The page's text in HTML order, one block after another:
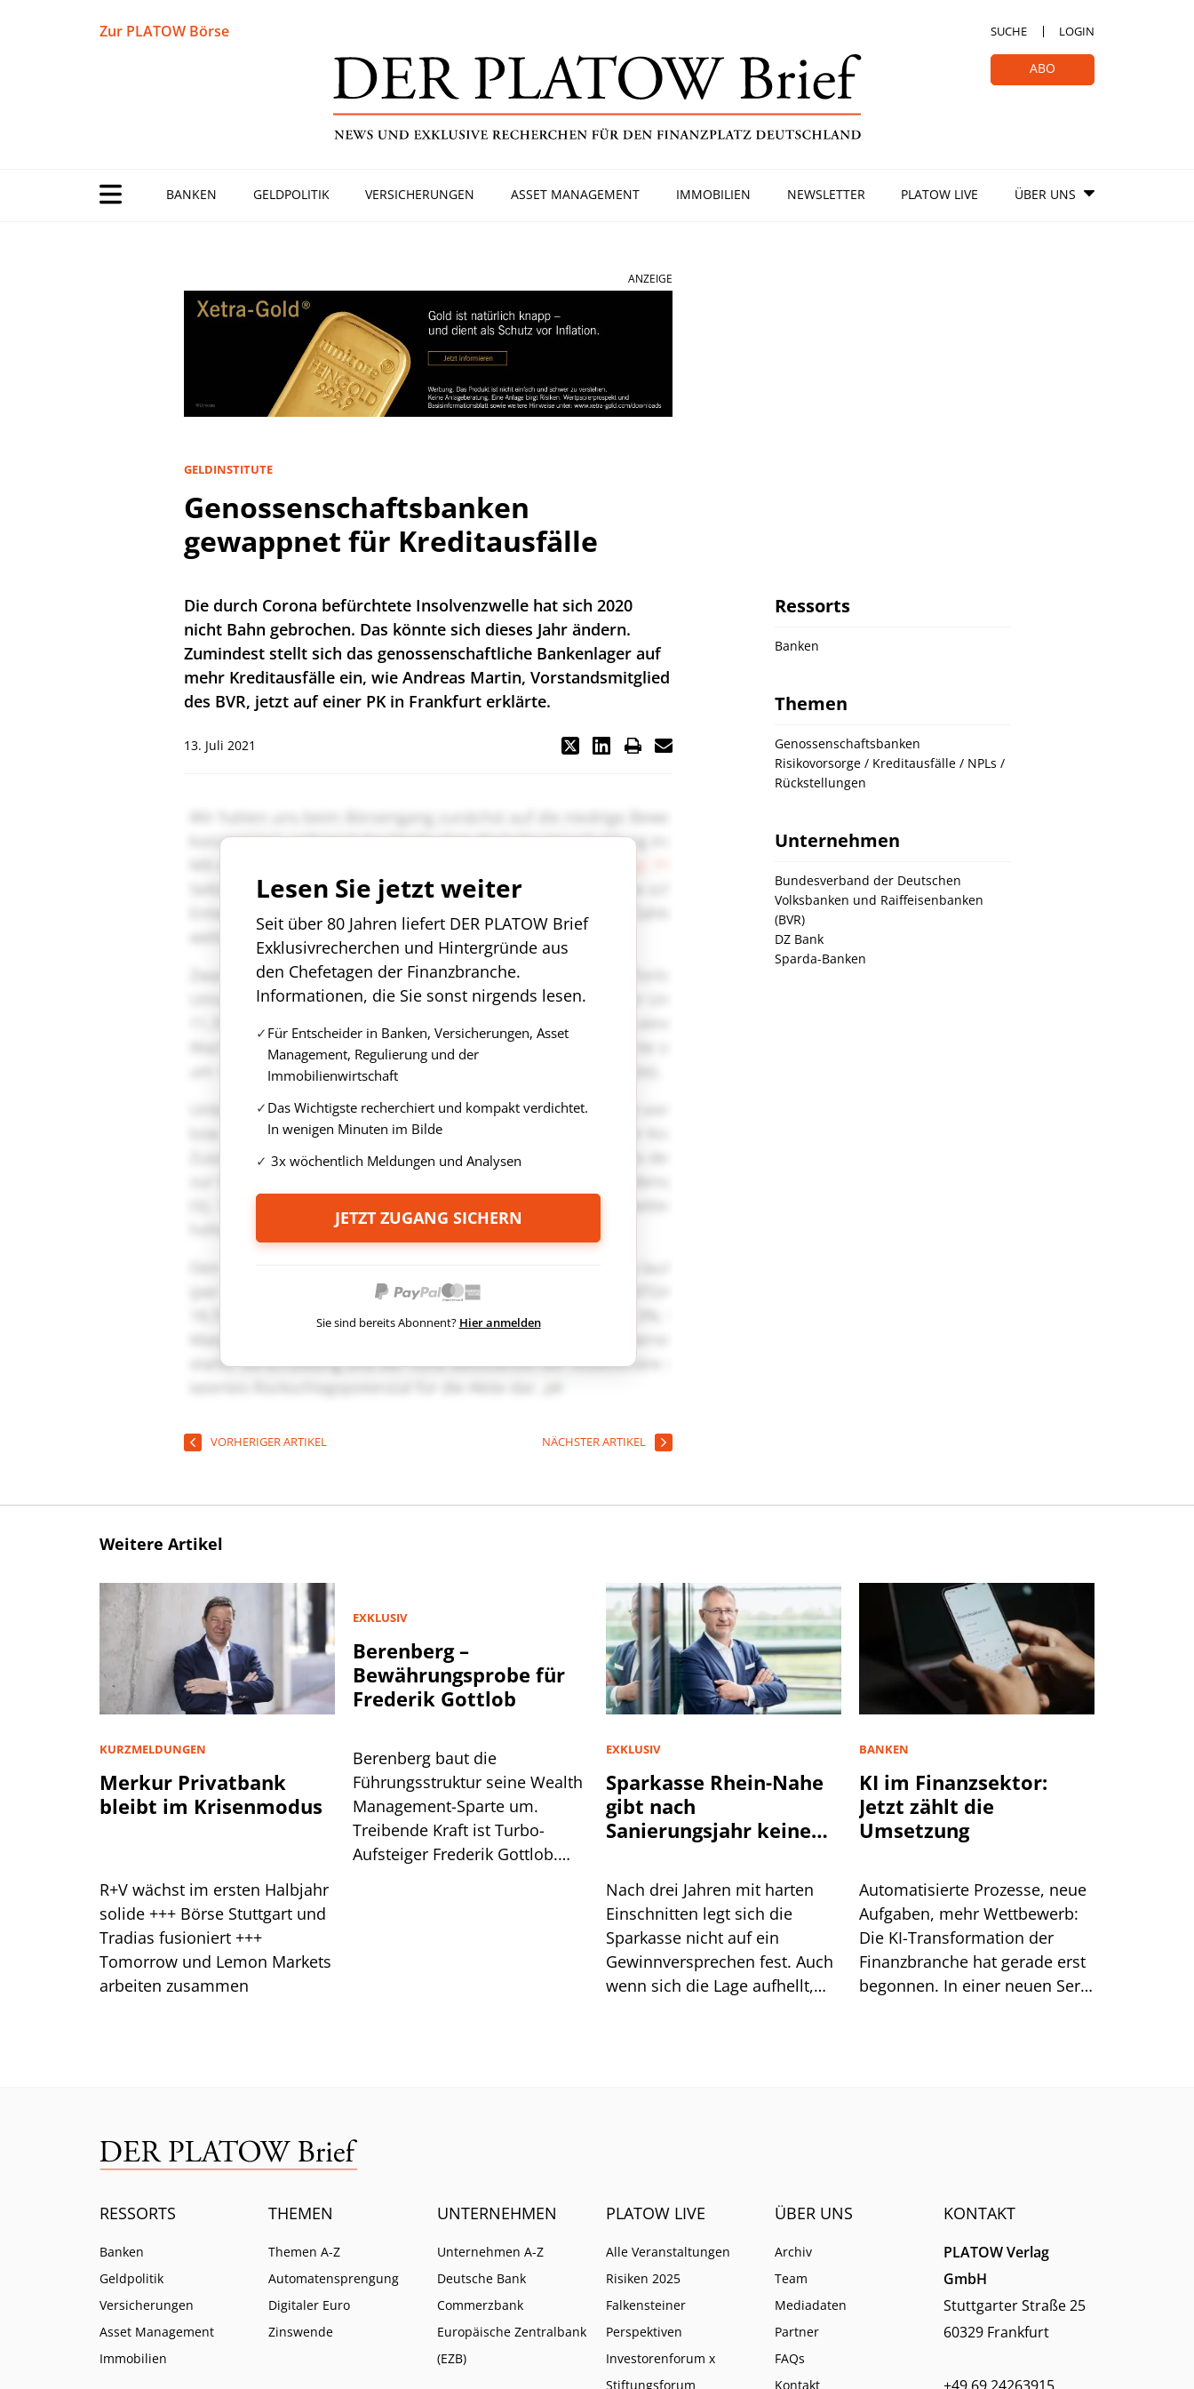
Zur PLATOW Börse SUCHE LOGIN
ABO
BANKEN GELDPOLITIK VERSICHERUNGEN ASSET MANAGEMENT IMMOBILIEN NEWSLETTER PLATOW LIVE ÜBER UNS
ANZEIGE
GELDINSTITUTE
Genossenschaftsbanken
gewappnet für Kreditausfälle
Die durch Corona befürchtete Insolvenzwelle hat sich 2020
nicht Bahn gebrochen. Das könnte sich dieses Jahr ändern.
Zumindest stellt sich das genossenschaftliche Bankenlager auf
mehr Kreditausfälle ein, wie Andreas Martin, Vorstandsmitglied
des BVR, jetzt auf einer PK in Frankfurt erklärte.
13. Juli 2021
Lesen Sie jetzt weiter
Seit über 80 Jahren liefert DER PLATOW Brief
Exklusivrecherchen und Hintergründe aus
den Chefetagen der Finanzbranche.
Informationen, die Sie sonst nirgends lesen.
Für Entscheider in Banken, Versicherungen, Asset
Management, Regulierung und der
Immobilienwirtschaft
Das Wichtigste recherchiert und kompakt verdichtet.
In wenigen Minuten im Bilde
3x wöchentlich Meldungen und Analysen
JETZT ZUGANG SICHERN
Sie sind bereits Abonnent? Hier anmelden
VORHERIGER ARTIKEL NÄCHSTER ARTIKEL
Ressorts
Banken
Themen
Genossenschaftsbanken
Risikovorsorge / Kreditausfälle / NPLs /
Rückstellungen
Unternehmen
Bundesverband der Deutschen
Volksbanken und Raiffeisenbanken
(BVR)
DZ Bank
Sparda-Banken
Weitere Artikel
KURZMELDUNGEN
Merkur Privatbank
bleibt im Krisenmodus
R+V wächst im ersten Halbjahr
solide +++ Börse Stuttgart und
Tradias fusioniert +++
Tomorrow und Lemon Markets
arbeiten zusammen
EXKLUSIV
Berenberg –
Bewährungsprobe für
Frederik Gottlob
Berenberg baut die
Führungsstruktur seine Wealth
Management-Sparte um.
Treibende Kraft ist Turbo-
Aufsteiger Frederik Gottlob.
EXKLUSIV
Sparkasse Rhein-Nahe
gibt nach
Sanierungsjahr keine
Nach drei Jahren mit harten
Einschnitten legt sich die
Sparkasse nicht auf ein
Gewinnversprechen fest. Auch
wenn sich die Lage aufhellt,
BANKEN
KI im Finanzsektor:
Jetzt zählt die
Umsetzung
Automatisierte Prozesse, neue
Aufgaben, mehr Wettbewerb:
Die KI-Transformation der
Finanzbranche hat gerade erst
begonnen. In einer neuen Serie
RESSORTS
Banken
Geldpolitik
Versicherungen
Asset Management
Immobilien
THEMEN
Themen A-Z
Automatensprengung
Digitaler Euro
Zinswende
UNTERNEHMEN
Unternehmen A-Z
Deutsche Bank
Commerzbank
Europäische Zentralbank
(EZB)
PLATOW LIVE
Alle Veranstaltungen
Risiken 2025
Falkensteiner
Perspektiven
Investorenforum x
Stiftungsforum
ÜBER UNS
Archiv
Team
Mediadaten
Partner
FAQs
Kontakt
KONTAKT
PLATOW Verlag
GmbH
Stuttgarter Straße 25
60329 Frankfurt
+49 69 24263915